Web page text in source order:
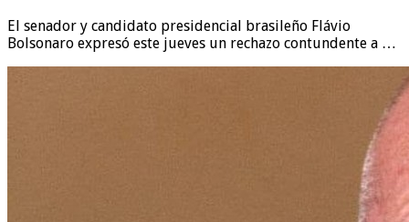
El senador y candidato presidencial brasileño Flávio
Bolsonaro expresó este jueves un rechazo contundente a …